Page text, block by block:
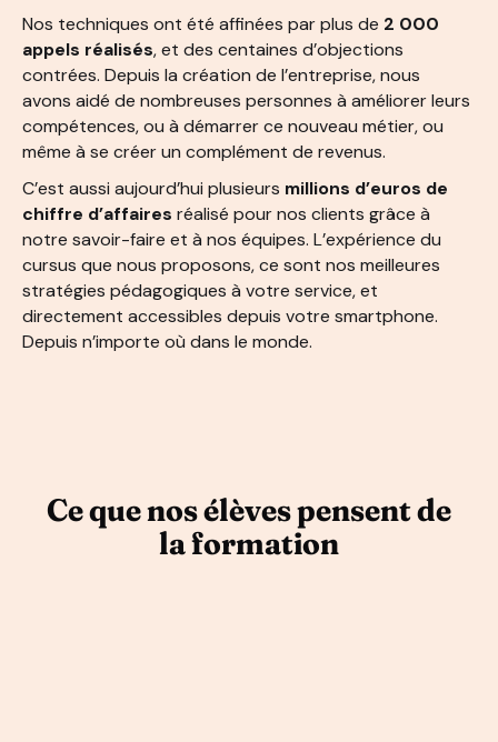
Nos techniques ont été affinées par plus de 2 000
appels réalisés, et des centaines d’objections
contrées. Depuis la création de l’entreprise, nous
avons aidé de nombreuses personnes à améliorer leurs
compétences, ou à démarrer ce nouveau métier, ou
même à se créer un complément de revenus.
C’est aussi aujourd’hui plusieurs millions d’euros de
chiffre d’affaires réalisé pour nos clients grâce à
notre savoir-faire et à nos équipes. L’expérience du
cursus que nous proposons, ce sont nos meilleures
stratégies pédagogiques à votre service, et
directement accessibles depuis votre smartphone.
Depuis n’importe où dans le monde.
Ce que nos élèves pensent de
la formation